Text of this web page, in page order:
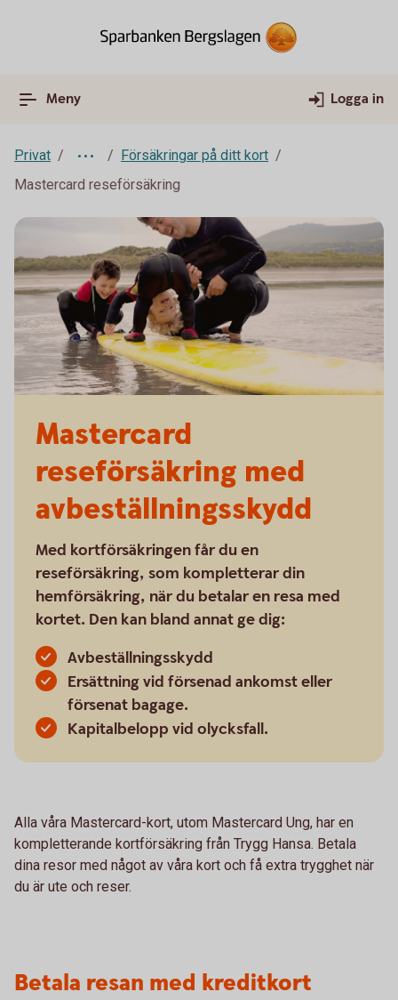
Meny Logga in
Privat
Försäkringar på ditt kort
Mastercard reseförsäkring
Mastercard
reseförsäkring med
avbeställningsskydd
Med kortförsäkringen får du en
reseförsäkring, som kompletterar din
hemförsäkring, när du betalar en resa med
kortet. Den kan bland annat ge dig:
Avbeställningsskydd
Ersättning vid försenad ankomst eller
försenat bagage.
Kapitalbelopp vid olycksfall.
Alla våra Mastercard-kort, utom Mastercard Ung, har en
kompletterande kortförsäkring från Trygg Hansa. Betala
dina resor med något av våra kort och få extra trygghet när
du är ute och reser.
Betala resan med kreditkort